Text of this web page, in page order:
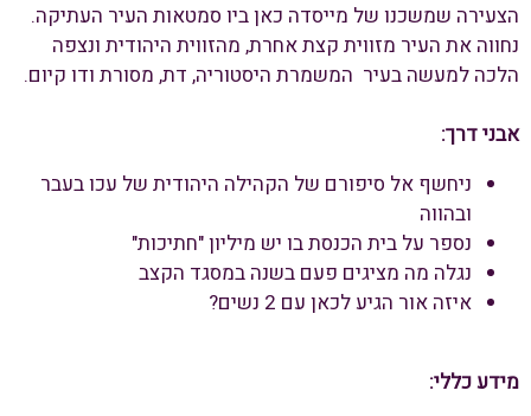
הצעירה שמשכנו של מייסדה כאן ביו סמטאות העיר העתיקה.
נחווה את העיר מזווית קצת אחרת, מהזווית היהודית ונצפה
הלכה למעשה בעיר המשמרת היסטוריה, דת, מסורת ודו קיום.
אבני דרך:
ניחשף אל סיפורם של הקהילה היהודית של עכו בעבר
ובהווה
נספר על בית הכנסת בו יש מיליון "חתיכות"
נגלה מה מציגים פעם בשנה במסגד הקצב
איזה אור הגיע לכאן עם 2 נשים?
מידע כללי: